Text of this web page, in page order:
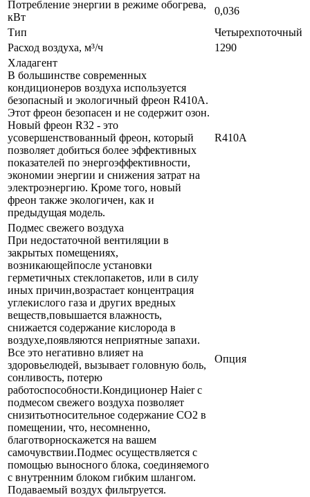
Потребление энергии в режиме обогрева,
кВт
0,036
Тип
Четырехпоточный
Расход воздуха, м³/ч
1290
Хладагент
В большинстве современных
кондиционеров воздуха используется
безопасный и экологичный фреон R410A.
Этот фреон безопасен и не содержит озон.
Новый фреон R32 - это
усовершенствованный фреон, который
позволяет добиться более эффективных
показателей по энергоэффективности,
экономии энергии и снижения затрат на
электроэнергию. Кроме того, новый
фреон также экологичен, как и
предыдущая модель.
R410A
Подмес свежего воздуха
При недостаточной вентиляции в
закрытых помещениях,
возникающейпосле установки
герметичных стеклопакетов, или в силу
иных причин,возрастает концентрация
углекислого газа и других вредных
веществ,повышается влажность,
снижается содержание кислорода в
воздухе,появляются неприятные запахи.
Все это негативно влияет на
здоровьелюдей, вызывает головную боль,
сонливость, потерю
работоспособности.Кондиционер Haier с
подмесом свежего воздуха позволяет
снизитьотносительное содержание СО2 в
помещении, что, несомненно,
благотворноскажется на вашем
самочувствии.Подмес осуществляется с
помощью выносного блока, соединяемого
с внутренним блоком гибким шлангом.
Подаваемый воздух фильтруется.
Опция